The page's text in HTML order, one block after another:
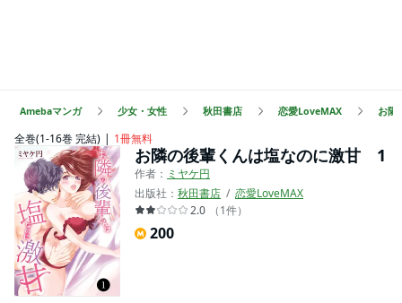
Amebaマンガ 少女・女性 秋田書店 恋愛LoveMAX お隣
全巻(1-16巻 完結) 1冊無料
お隣の後輩くんは塩なのに激甘 1
作者： ミヤケ円
出版社： 秋田書店
恋愛LoveMAX
2.0
（1件）
200